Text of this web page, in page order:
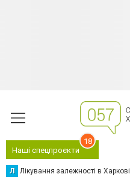
Наші спецпроєкти
18
Л Лікування залежності в Харкові